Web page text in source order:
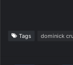
Tags dominick